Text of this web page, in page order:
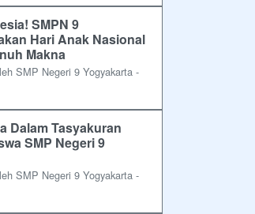
SMPN 9
Hari Anak Nasional
Makna
SMP Negeri 9 Yogyakarta -
Dalam Tasyakuran
SMP Negeri 9
SMP Negeri 9 Yogyakarta -